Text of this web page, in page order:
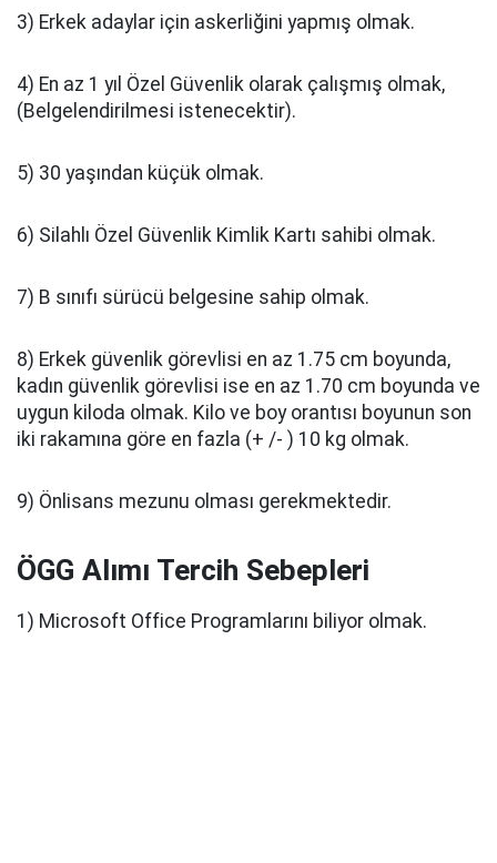
3) Erkek adaylar için askerliğini yapmış olmak.
4) En az 1 yıl Özel Güvenlik olarak çalışmış olmak,
(Belgelendirilmesi istenecektir).
5) 30 yaşından küçük olmak.
6) Silahlı Özel Güvenlik Kimlik Kartı sahibi olmak.
7) B sınıfı sürücü belgesine sahip olmak.
8) Erkek güvenlik görevlisi en az 1.75 cm boyunda,
kadın güvenlik görevlisi ise en az 1.70 cm boyunda ve
uygun kiloda olmak. Kilo ve boy orantısı boyunun son
iki rakamına göre en fazla (+ /- ) 10 kg olmak.
9) Önlisans mezunu olması gerekmektedir.
ÖGG Alımı Tercih Sebepleri
1) Microsoft Office Programlarını biliyor olmak.